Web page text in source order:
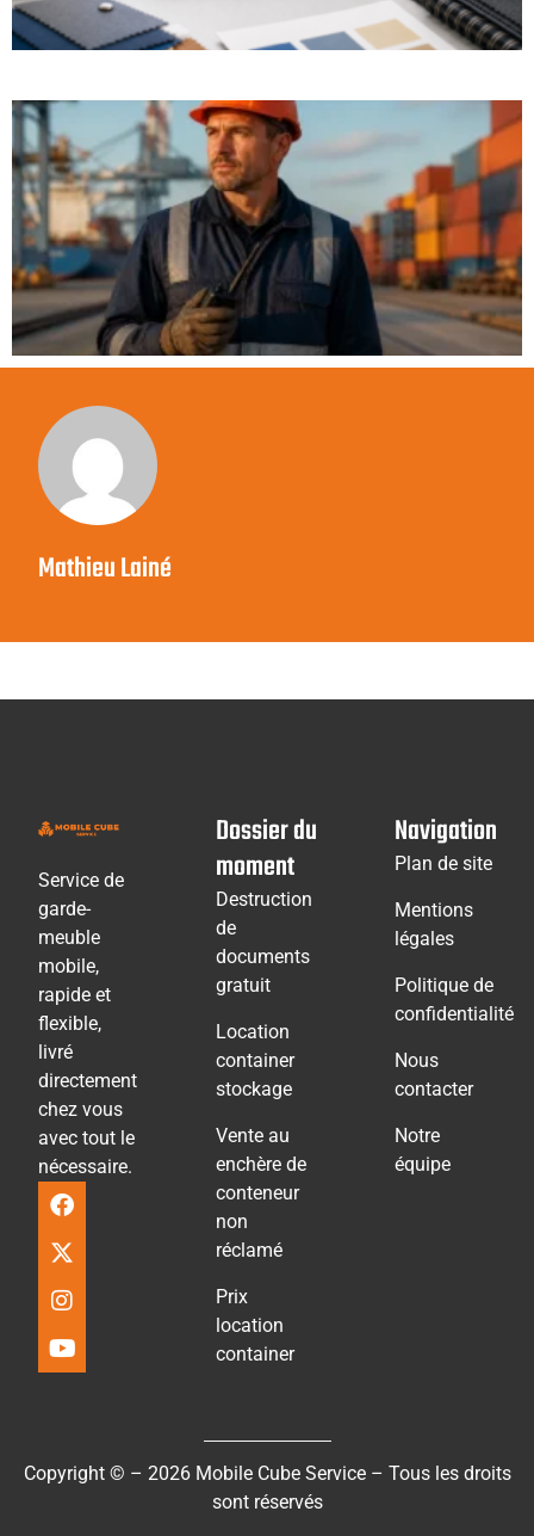
Mathieu Lainé
Service de
garde-
meuble
mobile,
rapide et
flexible,
livré
directement
chez vous
avec tout le
nécessaire.
Dossier du
moment
Destruction
de
documents
gratuit
Location
container
stockage
Vente au
enchère de
conteneur
non
réclamé
Prix
location
container
Navigation
Plan de site
Mentions
légales
Politique de
confidentialité
Nous
contacter
Notre
équipe
Copyright © – 2026 Mobile Cube Service – Tous les droits
sont réservés